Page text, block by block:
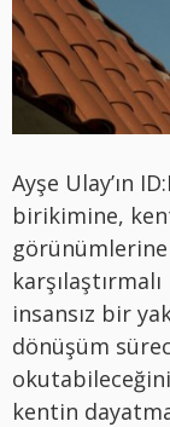
Ayşe Ulay’ın
birikimine,
insansız bir
dönüşüm
kentin